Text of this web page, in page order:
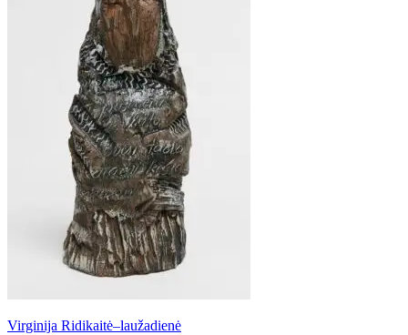
Virginija Ridikaitė–laužadienė